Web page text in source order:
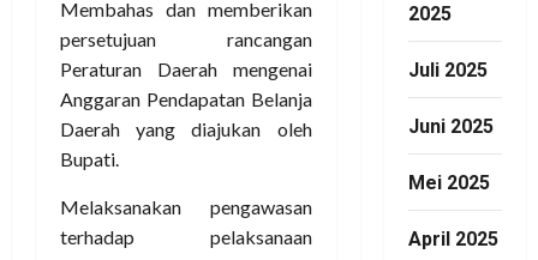
terhadap pelaksanaan
Peraturan Daerah dan APBD.
Sedangkan fungsi DPRD itu
memiliki tiga fungsi, yaitu :
Legislasi, berkaitan dengan
pembentukan peraturan
daerah
2025
Juli 2025
Juni 2025
Mei 2025
April 2025